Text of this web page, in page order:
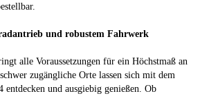
und robustem Fahrwerk
alle Voraussetzungen für ein Höchstmaß an
zugängliche Orte lassen sich mit dem
entdecken und ausgiebig genießen. Ob